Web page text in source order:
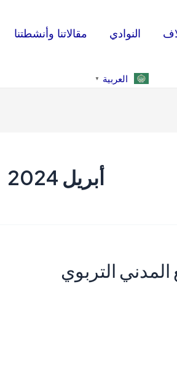
النوادي مقالاتنا وأنشطتنا
العربية ▼
أبريل 2024
المدني التربوي